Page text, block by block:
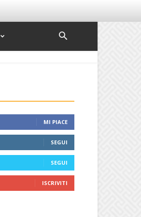
MI PIACE
SEGUI
SEGUI
ISCRIVITI